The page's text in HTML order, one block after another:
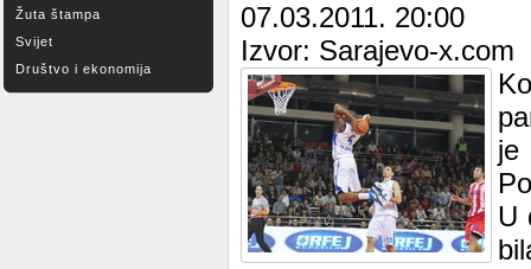
Žuta štampa
Svijet
Društvo i ekonomija
07.03.2011. 20:00
Izvor: Sarajevo-x.com
je
U